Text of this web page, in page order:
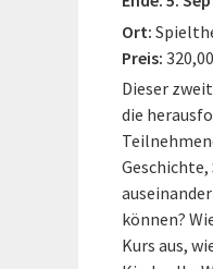
Ort:
Preis:
Dieser
die
können?
Kurs aus,